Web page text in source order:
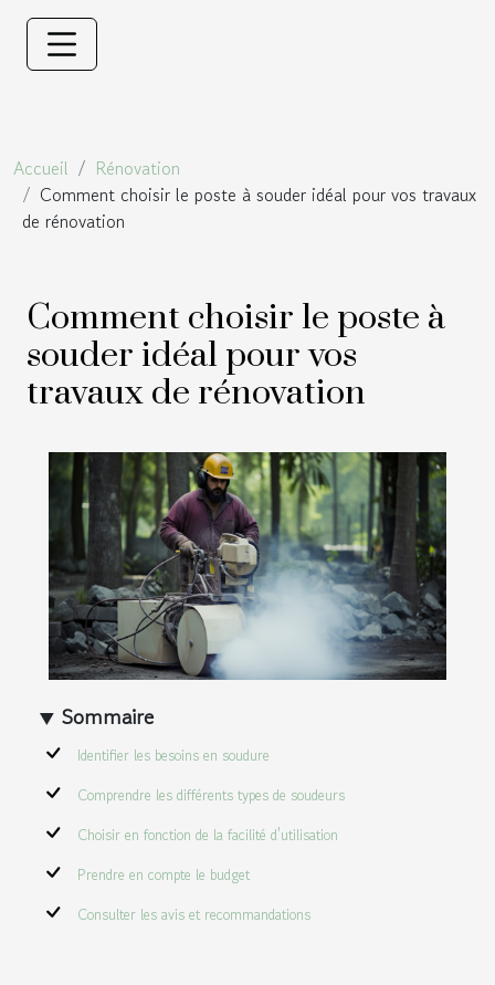
Accueil
Rénovation
Comment choisir le poste à souder idéal pour vos travaux
de rénovation
Comment choisir le poste à
souder idéal pour vos
travaux de rénovation
Sommaire
Identifier les besoins en soudure
Comprendre les différents types de soudeurs
Choisir en fonction de la facilité d'utilisation
Prendre en compte le budget
Consulter les avis et recommandations